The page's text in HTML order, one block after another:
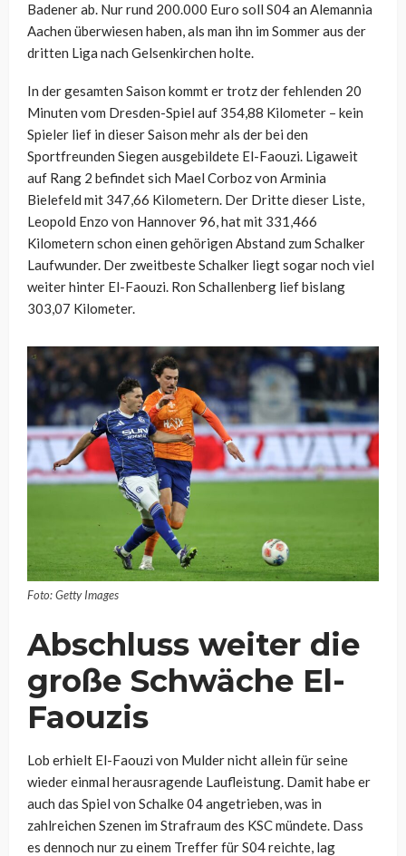
Badener ab. Nur rund 200.000 Euro soll S04 an Alemannia
Aachen überwiesen haben, als man ihn im Sommer aus der
dritten Liga nach Gelsenkirchen holte.
In der gesamten Saison kommt er trotz der fehlenden 20
Minuten vom Dresden-Spiel auf 354,88 Kilometer – kein
Spieler lief in dieser Saison mehr als der bei den
Sportfreunden Siegen ausgebildete El-Faouzi. Ligaweit
auf Rang 2 befindet sich Mael Corboz von Arminia
Bielefeld mit 347,66 Kilometern. Der Dritte dieser Liste,
Leopold Enzo von Hannover 96, hat mit 331,466
Kilometern schon einen gehörigen Abstand zum Schalker
Laufwunder. Der zweitbeste Schalker liegt sogar noch viel
weiter hinter El-Faouzi. Ron Schallenberg lief bislang
303,07 Kilometer.
Foto: Getty Images
Abschluss weiter die
große Schwäche El-
Faouzis
Lob erhielt El-Faouzi von Mulder nicht allein für seine
wieder einmal herausragende Laufleistung. Damit habe er
auch das Spiel von Schalke 04 angetrieben, was in
zahlreichen Szenen im Strafraum des KSC mündete. Dass
es dennoch nur zu einem Treffer für S04 reichte, lag